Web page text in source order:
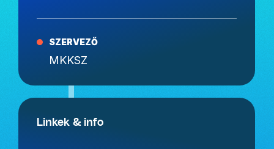
SZERVEZŐ
MKKSZ
Linkek & info